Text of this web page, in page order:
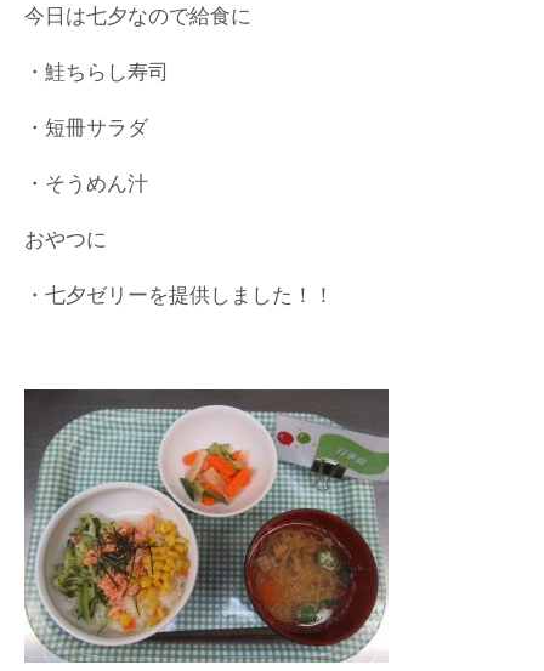
今日は七夕なので給食に
・鮭ちらし寿司
・短冊サラダ
・そうめん汁
おやつに
・七夕ゼリーを提供しました！！